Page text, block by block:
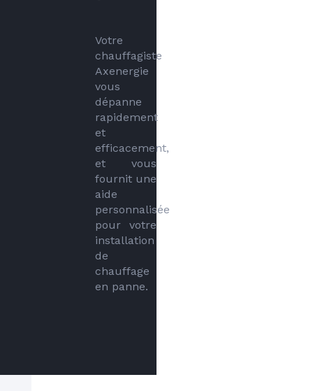
Votre
chauffagiste
Axenergie
vous
dépanne
rapidement
et
efficacement,
et vous
fournit une
aide
personnalisée
pour votre
installation
de
chauffage
en panne.